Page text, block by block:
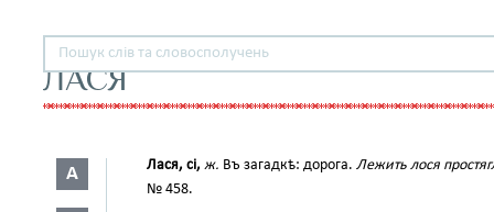
ЛАСЯ
А Лася, сі, ж. Въ загадкѣ: дорога. Лежить лося
№ 458.